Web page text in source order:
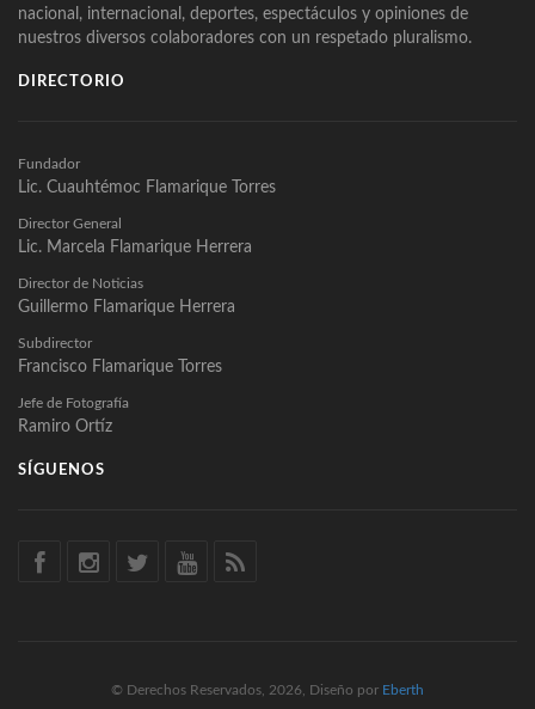
nacional, internacional, deportes, espectáculos y opiniones de
nuestros diversos colaboradores con un respetado pluralismo.
DIRECTORIO
Fundador
Lic. Cuauhtémoc Flamarique Torres
Director General
Lic. Marcela Flamarique Herrera
Director de Noticias
Guillermo Flamarique Herrera
Subdirector
Francisco Flamarique Torres
Jefe de Fotografía
Ramiro Ortíz
SÍGUENOS
© Derechos Reservados, 2026, Diseño por Eberth